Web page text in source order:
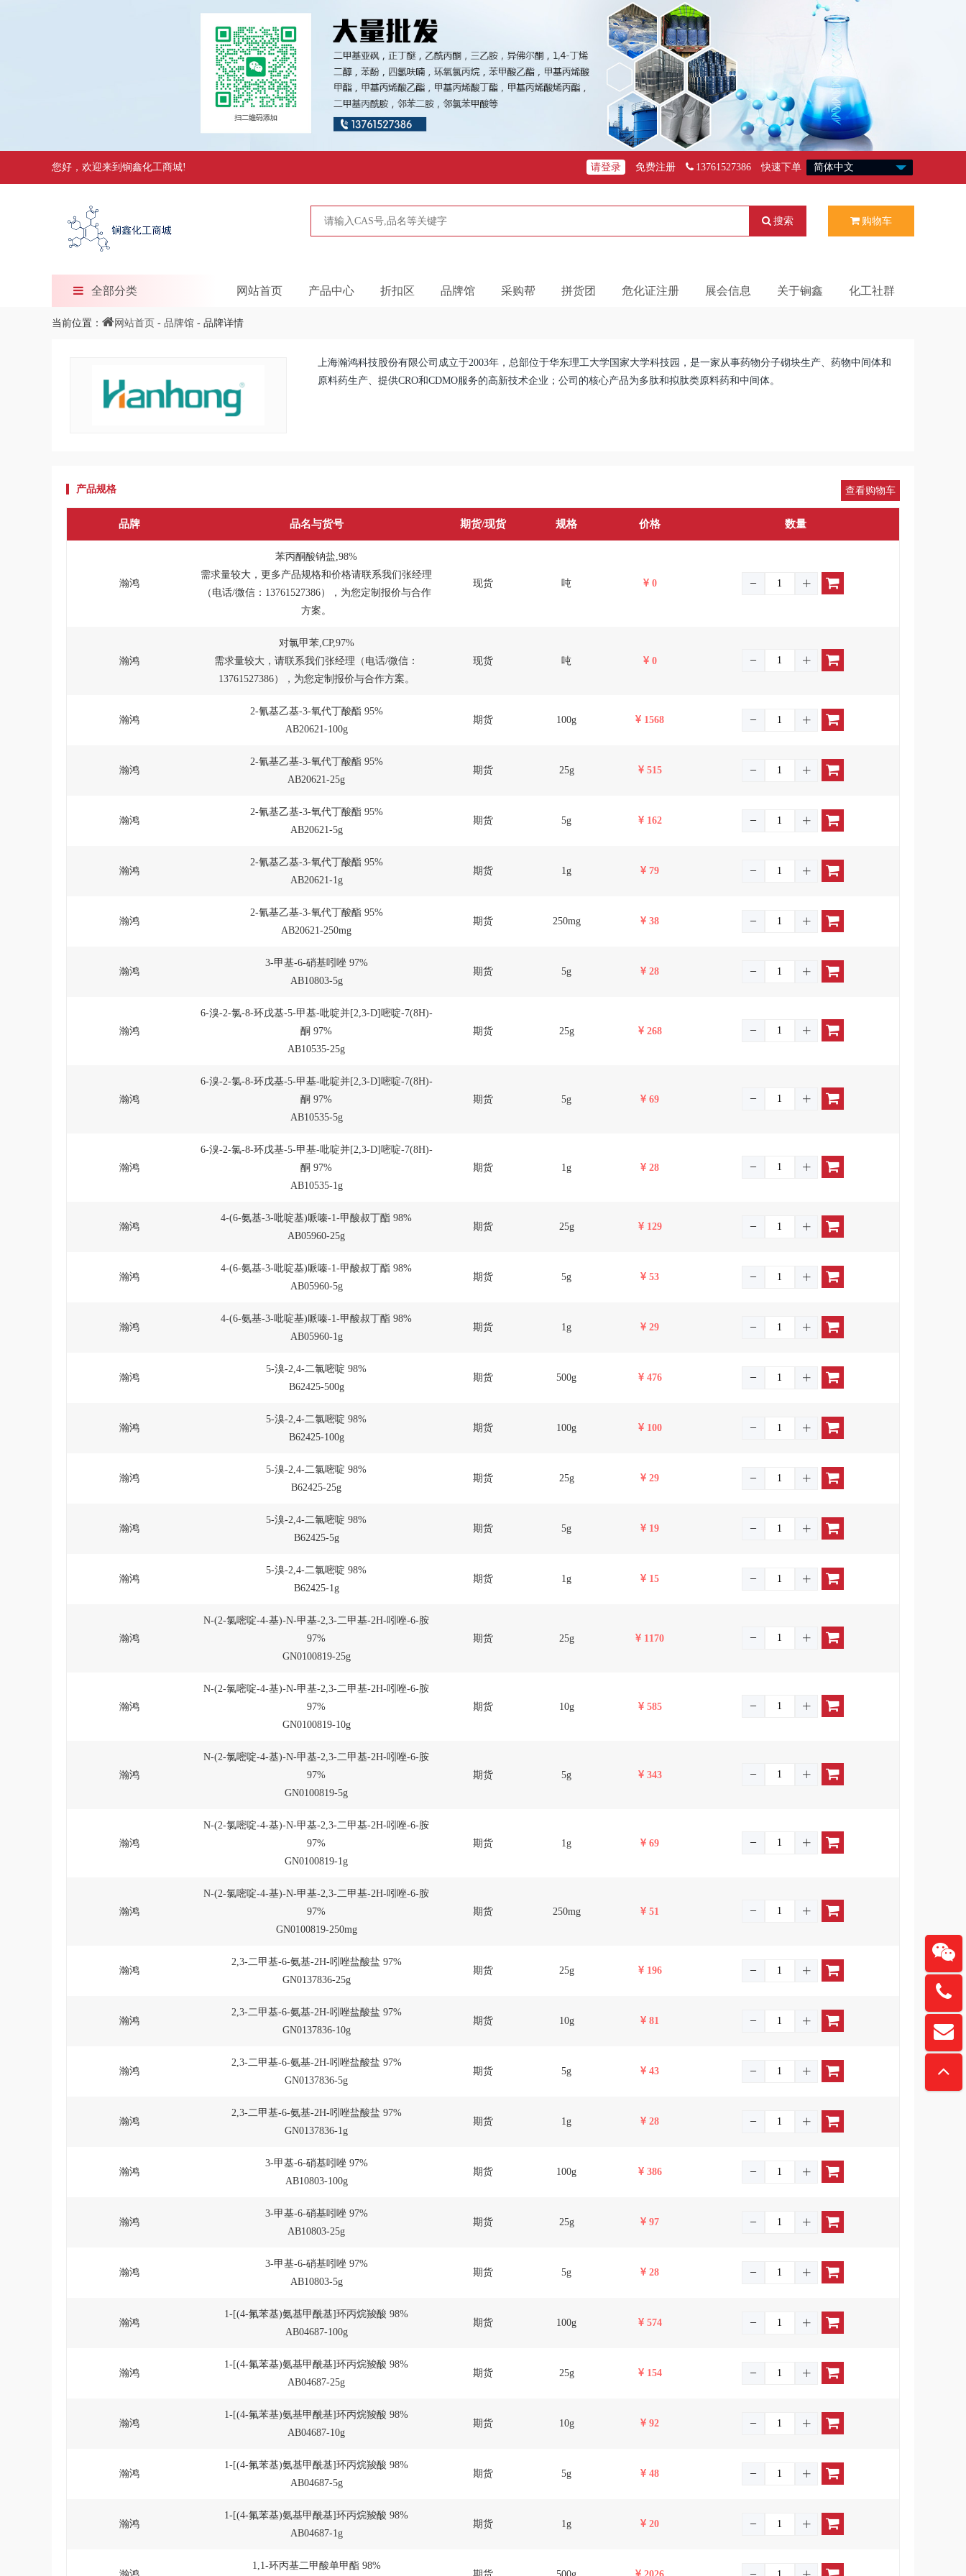
您好，欢迎来到锏鑫化工商城! 请登录 免费注册 13761527386 快速下单
购物车
搜索
全部分类 网站首页 产品中心 折扣区 品牌馆 采购帮 拼货团 危化证注册 展会信息 关于锏鑫 化工社群
当前位置： 网站首页 - 品牌馆 - 品牌详情
上海瀚鸿科技股份有限公司成立于2003年，总部位于华东理工大学国家大学科技园，是一家从事药物分子砌块生产、药物中间体和
原料药生产、提供CRO和CDMO服务的高新技术企业；公司的核心产品为多肽和拟肽类原料药和中间体。
产品规格 查看购物车
品牌 品名与货号 期货/现货 规格 价格 数量
瀚鸿
苯丙酮酸钠盐,98%
需求量较大，更多产品规格和价格请联系我们张经理
（电话/微信：13761527386），为您定制报价与合作
方案。
现货 吨 0
瀚鸿
对氯甲苯,CP,97%
需求量较大，请联系我们张经理（电话/微信：
13761527386），为您定制报价与合作方案。
现货 吨 0
瀚鸿
2-氰基乙基-3-氧代丁酸酯 95%
AB20621-100g
期货 100g 1568
瀚鸿
2-氰基乙基-3-氧代丁酸酯 95%
AB20621-25g
期货 25g 515
瀚鸿
2-氰基乙基-3-氧代丁酸酯 95%
AB20621-5g
期货 5g 162
瀚鸿
2-氰基乙基-3-氧代丁酸酯 95%
AB20621-1g
期货 1g 79
瀚鸿
2-氰基乙基-3-氧代丁酸酯 95%
AB20621-250mg
期货 250mg 38
瀚鸿
3-甲基-6-硝基吲唑 97%
AB10803-5g
期货 5g 28
瀚鸿
6-溴-2-氯-8-环戊基-5-甲基-吡啶并[2,3-D]嘧啶-7(8H)-
酮 97%
AB10535-25g
期货 25g 268
瀚鸿
6-溴-2-氯-8-环戊基-5-甲基-吡啶并[2,3-D]嘧啶-7(8H)-
酮 97%
AB10535-5g
期货 5g 69
瀚鸿
6-溴-2-氯-8-环戊基-5-甲基-吡啶并[2,3-D]嘧啶-7(8H)-
酮 97%
AB10535-1g
期货 1g 28
瀚鸿
4-(6-氨基-3-吡啶基)哌嗪-1-甲酸叔丁酯 98%
AB05960-25g
期货 25g 129
瀚鸿
4-(6-氨基-3-吡啶基)哌嗪-1-甲酸叔丁酯 98%
AB05960-5g
期货 5g 53
瀚鸿
4-(6-氨基-3-吡啶基)哌嗪-1-甲酸叔丁酯 98%
AB05960-1g
期货 1g 29
瀚鸿
5-溴-2,4-二氯嘧啶 98%
B62425-500g
期货 500g 476
瀚鸿
5-溴-2,4-二氯嘧啶 98%
B62425-100g
期货 100g 100
瀚鸿
5-溴-2,4-二氯嘧啶 98%
B62425-25g
期货 25g 29
瀚鸿
5-溴-2,4-二氯嘧啶 98%
B62425-5g
期货 5g 19
瀚鸿
5-溴-2,4-二氯嘧啶 98%
B62425-1g
期货 1g 15
瀚鸿
N-(2-氯嘧啶-4-基)-N-甲基-2,3-二甲基-2H-吲唑-6-胺
97%
GN0100819-25g
期货 25g 1170
瀚鸿
N-(2-氯嘧啶-4-基)-N-甲基-2,3-二甲基-2H-吲唑-6-胺
97%
GN0100819-10g
期货 10g 585
瀚鸿
N-(2-氯嘧啶-4-基)-N-甲基-2,3-二甲基-2H-吲唑-6-胺
97%
GN0100819-5g
期货 5g 343
瀚鸿
N-(2-氯嘧啶-4-基)-N-甲基-2,3-二甲基-2H-吲唑-6-胺
97%
GN0100819-1g
期货 1g 69
瀚鸿
N-(2-氯嘧啶-4-基)-N-甲基-2,3-二甲基-2H-吲唑-6-胺
97%
GN0100819-250mg
期货 250mg 51
瀚鸿
2,3-二甲基-6-氨基-2H-吲唑盐酸盐 97%
GN0137836-25g
期货 25g 196
瀚鸿
2,3-二甲基-6-氨基-2H-吲唑盐酸盐 97%
GN0137836-10g
期货 10g 81
瀚鸿
2,3-二甲基-6-氨基-2H-吲唑盐酸盐 97%
GN0137836-5g
期货 5g 43
瀚鸿
2,3-二甲基-6-氨基-2H-吲唑盐酸盐 97%
GN0137836-1g
期货 1g 28
瀚鸿
3-甲基-6-硝基吲唑 97%
AB10803-100g
期货 100g 386
瀚鸿
3-甲基-6-硝基吲唑 97%
AB10803-25g
期货 25g 97
瀚鸿
3-甲基-6-硝基吲唑 97%
AB10803-5g
期货 5g 28
瀚鸿
1-[(4-氟苯基)氨基甲酰基]环丙烷羧酸 98%
AB04687-100g
期货 100g 574
瀚鸿
1-[(4-氟苯基)氨基甲酰基]环丙烷羧酸 98%
AB04687-25g
期货 25g 154
瀚鸿
1-[(4-氟苯基)氨基甲酰基]环丙烷羧酸 98%
AB04687-10g
期货 10g 92
瀚鸿
1-[(4-氟苯基)氨基甲酰基]环丙烷羧酸 98%
AB04687-5g
期货 5g 48
瀚鸿
1-[(4-氟苯基)氨基甲酰基]环丙烷羧酸 98%
AB04687-1g
期货 1g 20
1,1-环丙基二甲酸单甲酯 98%
扫一
“